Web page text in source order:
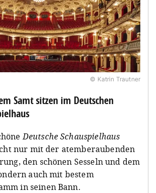
© Katrin Trautner
Samt sitzen im Deutschen
Deutsche Schauspielhaus
nur mit der atemberaubenden
den schönen Sesseln und dem
auch mit bestem
in seinen Bann.